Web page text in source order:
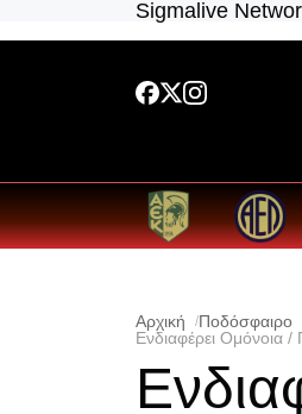
Sigmalive
Αρχική Ποδόσφαιρο
Ενδιαφέρει Ομόνοια